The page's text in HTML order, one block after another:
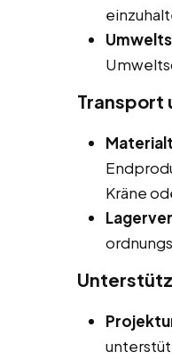
Transport
Kräne